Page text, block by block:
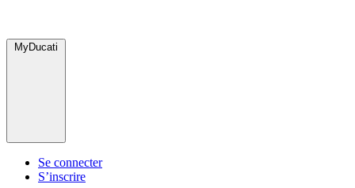
MyDucati
Se connecter
S’inscrire